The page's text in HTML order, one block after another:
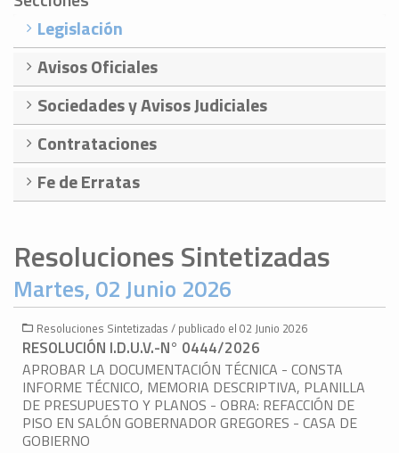
Legislación
Avisos Oficiales
Sociedades y Avisos Judiciales
Contrataciones
Fe de Erratas
Resoluciones Sintetizadas
Martes, 02 Junio 2026
Resoluciones Sintetizadas / publicado el 02 Junio 2026
RESOLUCIÓN I.D.U.V.-N° 0444/2026
APROBAR LA DOCUMENTACIÓN TÉCNICA - CONSTA
INFORME TÉCNICO, MEMORIA DESCRIPTIVA, PLANILLA
DE PRESUPUESTO Y PLANOS - OBRA: REFACCIÓN DE
PISO EN SALÓN GOBERNADOR GREGORES - CASA DE
GOBIERNO